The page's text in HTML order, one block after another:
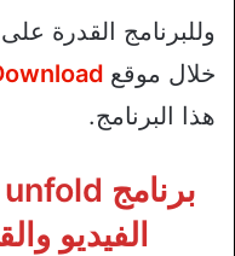
وللبرنامج القدرة
خلال موقع
هذا البرنامج.
الفيديو